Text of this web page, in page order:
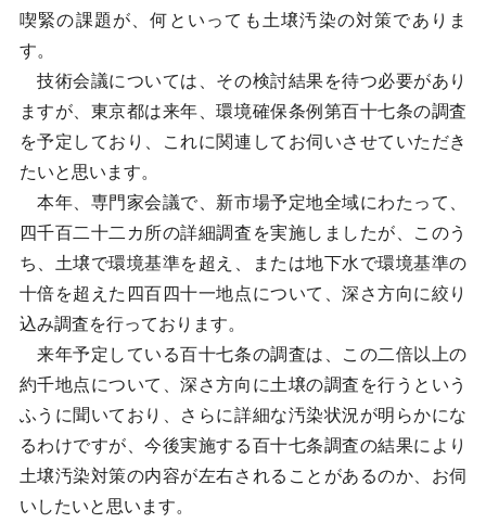
喫緊の課題が、何といっても土壌汚染の対策でありま
す。
技術会議については、その検討結果を待つ必要があり
ますが、東京都は来年、環境確保条例第百十七条の調査
を予定しており、これに関連してお伺いさせていただき
たいと思います。
本年、専門家会議で、新市場予定地全域にわたって、
四千百二十二カ所の詳細調査を実施しましたが、このう
ち、土壌で環境基準を超え、または地下水で環境基準の
十倍を超えた四百四十一地点について、深さ方向に絞り
込み調査を行っております。
来年予定している百十七条の調査は、この二倍以上の
約千地点について、深さ方向に土壌の調査を行うという
ふうに聞いており、さらに詳細な汚染状況が明らかにな
るわけですが、今後実施する百十七条調査の結果により
土壌汚染対策の内容が左右されることがあるのか、お伺
いしたいと思います。